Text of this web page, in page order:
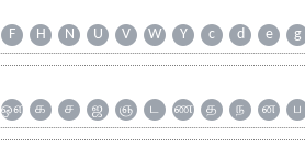
F H N U V W Y c d e g
ஔ க ச ஜ ஞ ட ண த ந ன ப